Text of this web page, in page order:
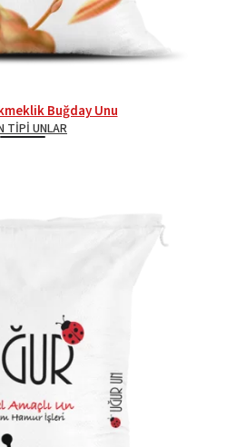
Buğday Unu
TIPI UNLAR